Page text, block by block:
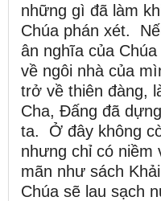
những gì đã làm
Chúa phán xét.
ân nghĩa của
về ngôi nhà của
trở về thiên đàng,
Cha, Đấng đã
ta. Ở đây không
nhưng chỉ có niềm
mãn như sách
Chúa sẽ lau sạch